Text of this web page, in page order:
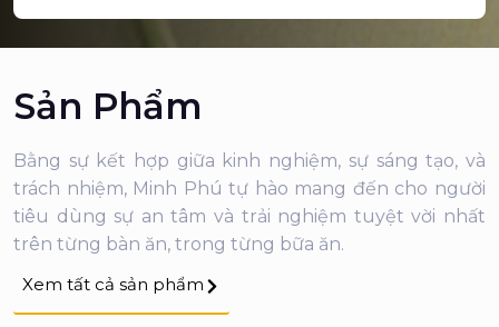
Sản Phẩm
Xem tất cả sản phẩm
Bằng sự kết hợp giữa kinh nghiệm, sự sáng tạo, và
trách nhiệm, Minh Phú tự hào mang đến cho người
tiêu dùng sự an tâm và trải nghiệm tuyệt vời nhất
trên từng bàn ăn, trong từng bữa ăn.